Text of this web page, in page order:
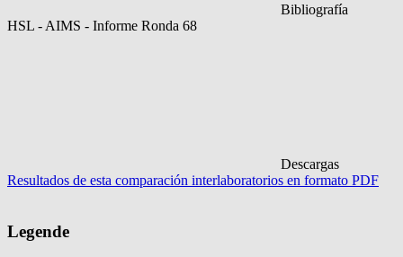
Bibliografía
HSL - AIMS - Informe Ronda 68
Descargas
Resultados de esta comparación interlaboratorios en formato PDF
Legende